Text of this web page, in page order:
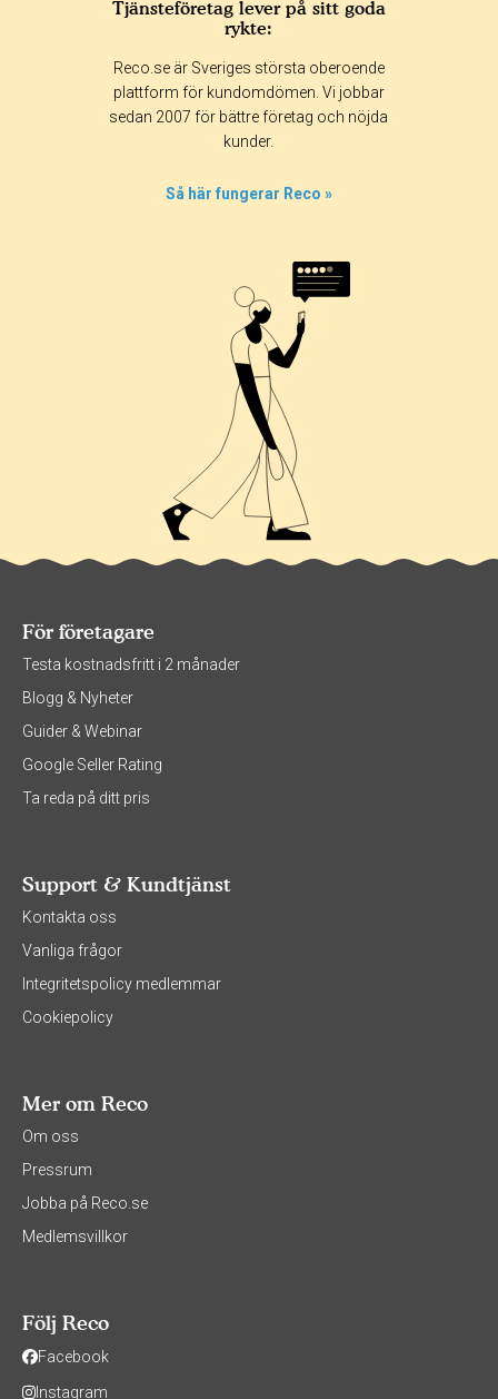
365 dagar 90 dagar
30 dagar
Tjänsteföretag lever på sitt goda
rykte:
Reco.se är Sveriges största oberoende
plattform för kundomdömen. Vi jobbar
sedan 2007 för bättre företag och nöjda
kunder.
Så här fungerar Reco »
För företagare
Testa kostnadsfritt i 2 månader
Blogg & Nyheter
Guider & Webinar
Google Seller Rating
Ta reda på ditt pris
Support & Kundtjänst
Kontakta oss
Vanliga frågor
Integritetspolicy medlemmar
Cookiepolicy
Mer om Reco
Om oss
Pressrum
Jobba på Reco.se
Medlemsvillkor
Följ Reco
Facebook
Instagram